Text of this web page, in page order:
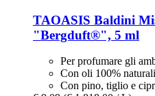
TAOASIS Baldini
"Bergduft®", 5 ml
Per profumare gli
Con oli 100% naturali
Con pino, tiglio e